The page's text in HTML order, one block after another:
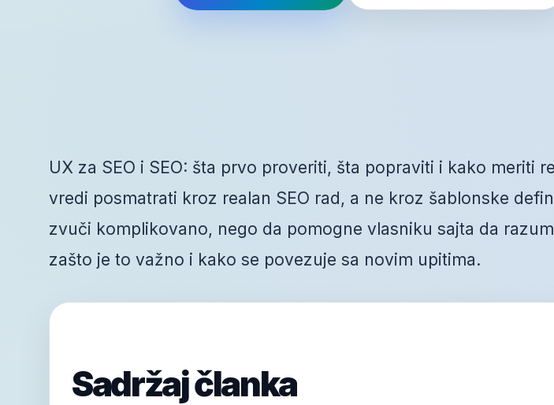
UX za SEO i SEO: šta prvo proveriti, šta popraviti i kako meriti
vredi posmatrati kroz realan SEO rad, a ne kroz šablonske
zvuči komplikovano, nego da pomogne vlasniku sajta da
zašto je to važno i kako se povezuje sa novim upitima.
Sadržaj članka